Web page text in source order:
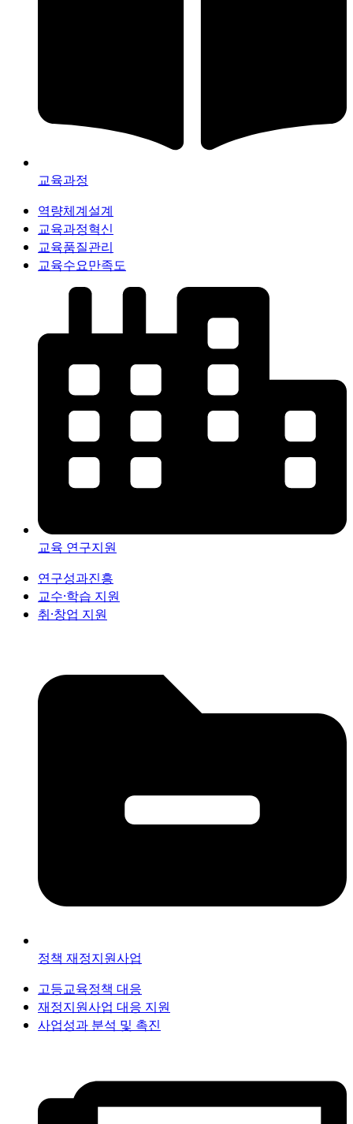
교육과정
역량체계설계
교육과정혁신
교육품질관리
교육수요만족도
교육 연구지원
연구성과진흥
교수·학습 지원
취·창업 지원
정책 재정지원사업
고등교육정책 대응
재정지원사업 대응 지원
사업성과 분석 및 촉진